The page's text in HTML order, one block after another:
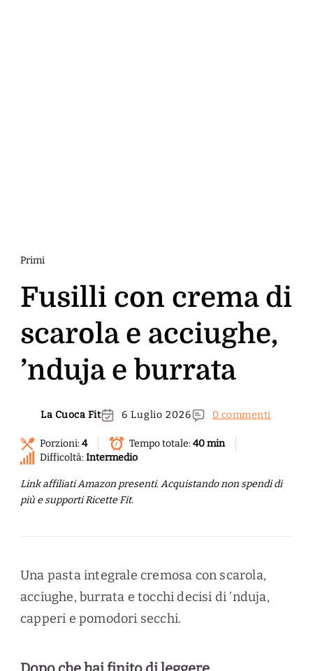
Primi
Fusilli con crema di
scarola e acciughe,
’nduja e burrata
La Cuoca Fit 6 Luglio 2026 0 commenti
Porzioni:4 Tempo totale:40 min
Difficoltà:Intermedio
Link affiliati Amazon presenti. Acquistando non spendi di
più e supporti Ricette Fit.
Una pasta integrale cremosa con scarola,
acciughe, burrata e tocchi decisi di ’nduja,
capperi e pomodori secchi.